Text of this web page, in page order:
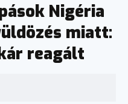
Nigéria
miatt:
reagált